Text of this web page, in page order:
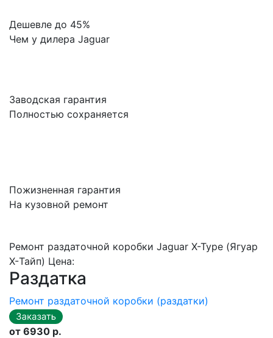
Дешевле до 45%
Чем у дилера Jaguar
Заводская гарантия
Полностью сохраняется
Пожизненная гарантия
На кузовной ремонт
Ремонт раздаточной коробки Jaguar X-Type (Ягуар
X-Тайп) Цена:
Раздатка
Ремонт раздаточной коробки (раздатки)
от 6930 р.